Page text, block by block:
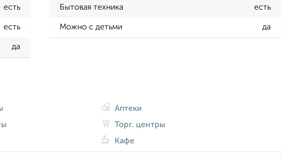
есть Бытовая техника есть
есть Можно с детьми да
да
Аптеки
Торг. центры
Кафе